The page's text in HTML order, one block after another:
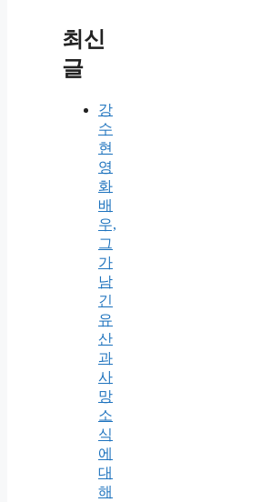
최신
글
강
수
현
영
화
배
우,
그
가
남
긴
유
산
과
사
망
소
식
에
대
해